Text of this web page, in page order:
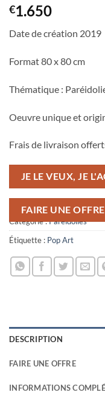
€1.650
Date de création 2019
Format 80 x 80 cm
Thématique :
Oeuvre unique et
Frais de livraison
JE LE VEUX, JE
FAIRE UNE OFFRE
Catégorie :Paréidolies
Étiquette : Pop Art
DESCRIPTION
FAIRE UNE OFFRE
INFORMATIONS